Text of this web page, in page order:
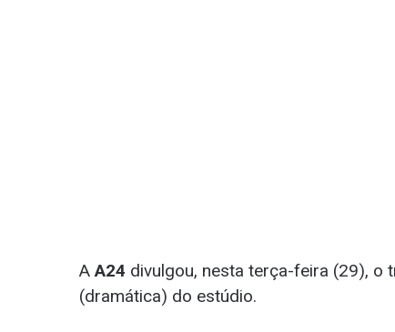
AA24 divulgou, nesta terça-feira (29), o
(dramática) do estúdio.